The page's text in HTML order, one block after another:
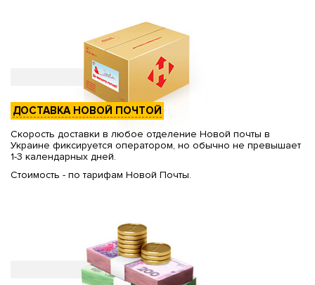
ДОСТАВКА НОВОЙ ПОЧТОЙ
Скорость доставки в любое отделение Новой почты в
Украине фиксируется оператором, но обычно не превышает
1-3 календарных дней.
Стоимость - по тарифам Новой Почты.